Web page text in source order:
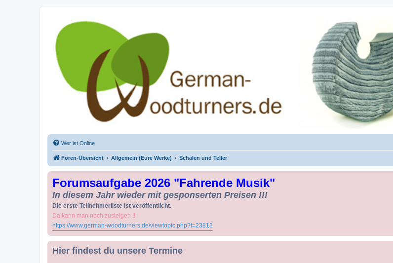
Drechseln und Kunsthandwerk - German-Woodturners *Forum Sauerland*
Der Treffpunkt für Drechsler und Freunde des Kunsthandwerks
Wer ist Online
Foren-Übersicht Allgemein (Eure Werke) Schalen und Teller
Forumsaufgabe 2026 "Fahrende Musik"
In diesem Jahr wieder mit gesponserten Preisen !!!
Die erste Teilnehmerliste ist veröffentlicht.
Da kann man noch zusteigen !!
https://www.german-woodturners.de/viewtopic.php?t=23813
Hier findest du unsere Termine